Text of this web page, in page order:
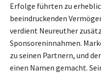
Erfolge führten zu
beeindruckenden
verdient Neureuther
Sponsoreninnahmen.
zu seinen Partnern, und
einen Namen gemacht.